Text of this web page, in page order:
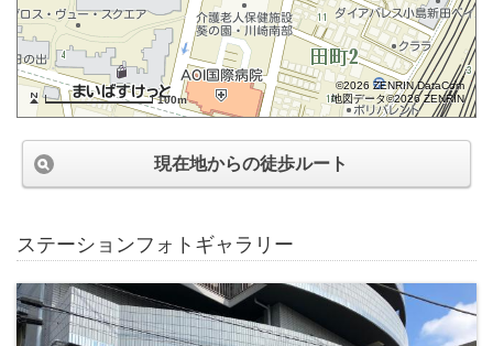
100m
©2026 ZENRIN DataCom
地図データ©2026 ZENRIN
現在地からの徒歩ルート
ステーションフォトギャラリー